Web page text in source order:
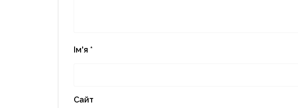
Ім'я *
Сайт